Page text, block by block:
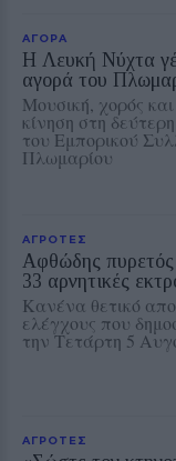
ΑΓΟΡΑ
Η Λευκή Νύχτα
αγορά του
Μουσική, χορός
κίνηση στη
του Εμπορικού
Πλωμαρίου
ΑΓΡΟΤΕΣ
Αφθώδης
33 αρνητικές
Κανένα θετικό
ελέγχους που
την Τετάρτη 5
ΑΓΡΟΤΕΣ